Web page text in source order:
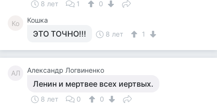
8 лет 1 0
Ко Кошка
ЭТО ТОЧНО!!! 8 лет 1
АЛ Александр Логвиненко
Ленин и мертвее всех иертвых.
8 лет 0 0